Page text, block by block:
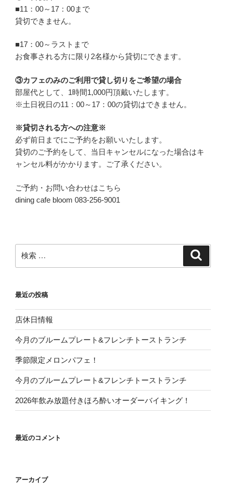
■11：00～17：00まで
貸切できません。
■17：00～ラストまで
お食事される方に限り2名様から貸切にできます。
③カフェのみのご利用で貸し切りをご希望の場合
部屋代として、1時間1,000円頂戴いたします。
※土日祝日の11：00～17：00の貸切はできません。
※貸切される方への注意※
必ず前日までにご予約をお願いいたします。
貸切のご予約をして、当日キャンセルになった場合はキ
ャンセル料がかかります。ご了承ください。
ご予約・お問い合わせはこちら
dining cafe bloom 083-256-9001
検
索:
最近の投稿
店休日情報
今月のブルームプレート&フレンチトーストランチ
季節限定メロンパフェ！
今月のブルームプレート&フレンチトーストランチ
2026年飲み放題付きほろ酔いオーダーバイキング！
最近のコメント
アーカイブ